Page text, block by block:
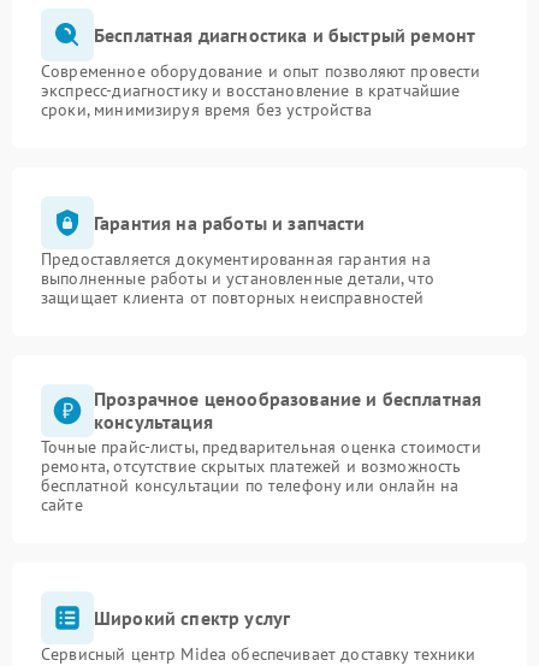
Бесплатная диагностика и быстрый ремонт
Современное оборудование и опыт позволяют провести
экспресс-диагностику и восстановление в кратчайшие
сроки, минимизируя время без устройства
Гарантия на работы и запчасти
Предоставляется документированная гарантия на
выполненные работы и установленные детали, что
защищает клиента от повторных неисправностей
Прозрачное ценообразование и бесплатная
консультация
Точные прайс-листы, предварительная оценка стоимости
ремонта, отсутствие скрытых платежей и возможность
бесплатной консультации по телефону или онлайн на
сайте
Широкий спектр услуг
Сервисный центр Midea обеспечивает доставку техники